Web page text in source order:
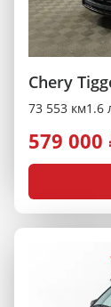
Chery
73 553 км1.6
579 000